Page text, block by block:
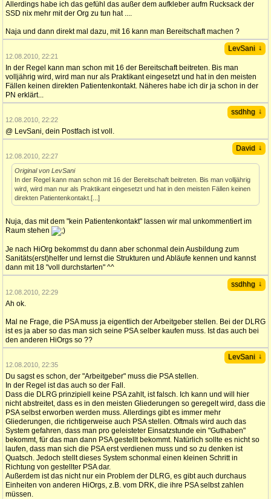
Allerdings habe ich das gefühl das außer dem aufkleber aufm Rucksack der
SSD nix mehr mit der Org zu tun hat ....
Naja und dann direkt mal dazu, mit 16 kann man Bereitschaft machen ?
LevSani ↓
12.08.2010, 22:21
In der Regel kann man schon mit 16 der Bereitschaft beitreten. Bis man
volljährig wird, wird man nur als Praktikant eingesetzt und hat in den meisten
Fällen keinen direkten Patientenkontakt. Näheres habe ich dir ja schon in der
PN erklärt...
ssdhhg ↓
12.08.2010, 22:22
@ LevSani, dein Postfach ist voll.
David ↓
12.08.2010, 22:27
Original von LevSani
In der Regel kann man schon mit 16 der Bereitschaft beitreten. Bis man volljährig
wird, wird man nur als Praktikant eingesetzt und hat in den meisten Fällen keinen
direkten Patientenkontakt.[...]
Nuja, das mit dem "kein Patientenkontakt" lassen wir mal unkommentiert im
Raum stehen
Je nach HiOrg bekommst du dann aber schonmal dein Ausbildung zum
Sanitäts(erst)helfer und lernst die Strukturen und Abläufe kennen und kannst
dann mit 18 "voll durchstarten" ^^
ssdhhg ↓
12.08.2010, 22:29
Ah ok.
Mal ne Frage, die PSA muss ja eigentlich der Arbeitgeber stellen. Bei der DLRG
ist es ja aber so das man sich seine PSA selber kaufen muss. Ist das auch bei
den anderen HiOrgs so ??
LevSani ↓
12.08.2010, 22:35
Du sagst es schon, der "Arbeitgeber" muss die PSA stellen.
In der Regel ist das auch so der Fall.
Dass die DLRG prinzipiell keine PSA zahlt, ist falsch. Ich kann und will hier
nicht abstreitet, dass es in den meisten Gliederungen so geregelt wird, dass die
PSA selbst erworben werden muss. Allerdings gibt es immer mehr
Gliederungen, die richtigerweise auch PSA stellen. Oftmals wird auch das
System gefahren, dass man pro geleisteter Einsatzstunde ein "Guthaben"
bekommt, für das man dann PSA gestellt bekommt. Natürlich sollte es nicht so
laufen, dass man sich die PSA erst verdienen muss und so zu denken ist
Quatsch. Jedoch stellt dieses System schonmal einen kleinen Schritt in
Richtung von gestellter PSA dar.
Außerdem ist das nicht nur ein Problem der DLRG, es gibt auch durchaus
Einheiten von anderen HiOrgs, z.B. vom DRK, die ihre PSA selbst zahlen
müssen.